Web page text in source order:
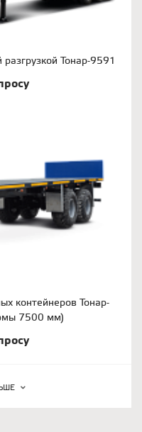
Тонар-9591
контейнеров Тонар-
7500 мм)